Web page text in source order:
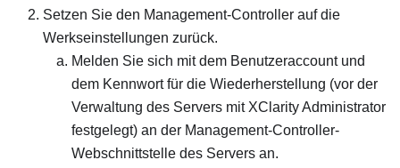
Setzen Sie den Management-Controller auf die
Werkseinstellungen zurück.
Melden Sie sich mit dem Benutzeraccount und
dem Kennwort für die Wiederherstellung (vor der
Verwaltung des Servers mitXClarity Administrator
festgelegt) an der Management-Controller-
Webschnittstelle des Servers an.